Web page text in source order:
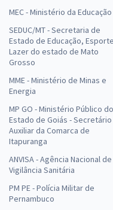
MEC - Ministério da Educação
SEDUC/MT - Secretaria de
Estado de Educação,
Lazer do estado de Mato
Grosso
MME - Ministério de Minas e
Energia
MP GO - Ministério Público do
Estado de Goiás - Secretário
Auxiliar da Comarca de
Itapuranga
ANVISA - Agência Nacional de
Vigilância Sanitária
PM PE - Polícia Militar de
Pernambuco